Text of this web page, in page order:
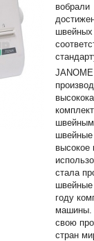
высокое
стала
году
машины.
свою
стран